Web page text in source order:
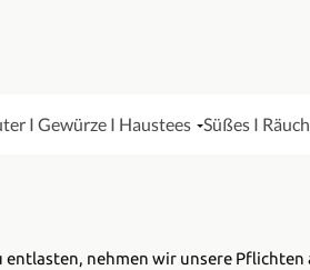
I Gewürze I Haustees Süßes I
nehmen wir unsere Pflichten